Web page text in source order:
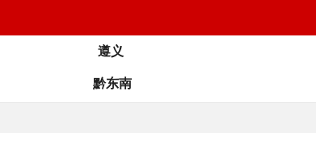
遵义
黔东南